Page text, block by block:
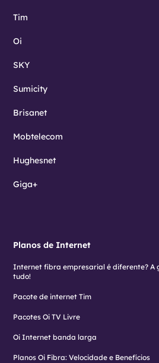
Tim
Oi
SKY
Sumicity
Brisanet
Mobtelecom
Hughesnet
Giga+
Planos de Internet
Internet fibra empresarial é diferente? A
tudo!
Pacote de internet Tim
Pacotes Oi TV Livre
Oi Internet banda larga
Planos Oi Fibra: Velocidade e Benefícios